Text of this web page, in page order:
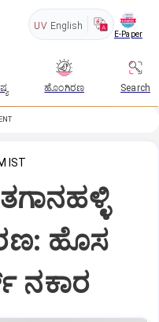
UV English
E-Paper
ಹೊಂಗಿರಣ Search
IST
ಹೊಸ
ನಕಾರ